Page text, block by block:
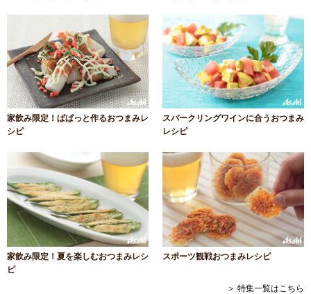
家飲み限定！ぱぱっと作るおつまみレ
シピ
スパークリングワインに合うおつまみ
レシピ
家飲み限定！夏を楽しむおつまみレシ
ピ
スポーツ観戦おつまみレシピ
＞ 特集一覧はこちら